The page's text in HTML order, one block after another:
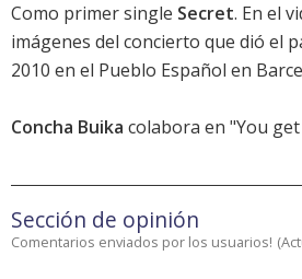
Como primer single Secret. En el
imágenes del concierto que dió el
2010 en el Pueblo Español en
Concha Buika colabora en "You get
Sección de opinión
Comentarios enviados por los usuarios! (